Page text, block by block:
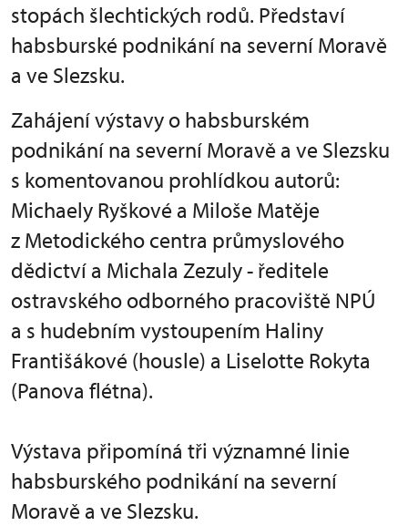
stopách šlechtických rodů. Představí
habsburské podnikání na severní Moravě
a ve Slezsku.
Zahájení výstavy o habsburském
podnikání na severní Moravě a ve Slezsku
s komentovanou prohlídkou autorů:
Michaely Ryškové a Miloše Matěje
z Metodického centra průmyslového
dědictví a Michala Zezuly - ředitele
ostravského odborného pracoviště NPÚ
a s hudebním vystoupením Haliny
Františákové (housle) a Liselotte Rokyta
(Panova flétna).
Výstava připomíná tři významné linie
habsburského podnikání na severní
Moravě a ve Slezsku.